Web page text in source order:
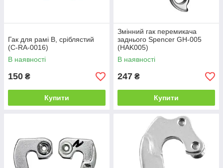
Гак для рамі B, сріблястий
(C-RA-0016)
В наявності
150 ₴
Купити
Змінний гак перемикача
заднього Spencer GH-005
(HAK005)
В наявності
247 ₴
Купити